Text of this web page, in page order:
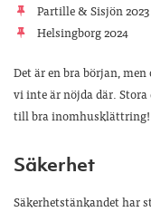
Partille & Sisjön 2023
Helsingborg 2024
Det är en bra början,
vi inte är nöjda där.
till bra inomhusklättring!
Säkerhet
Säkerhetstänkandet har